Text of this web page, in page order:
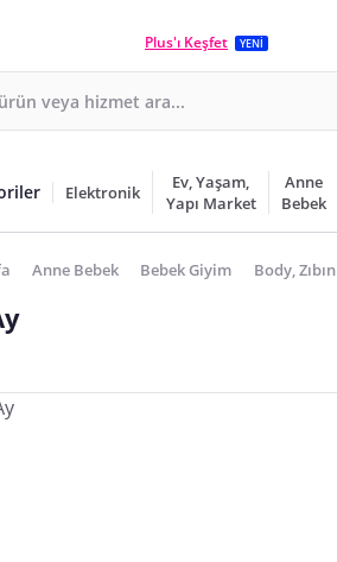
Plus'ı Keşfet YENİ
Elektronik
Ev, Yaşam,
Yapı Market
Anne
Bebek
Anne Bebek Bebek Giyim Body, Zıbın